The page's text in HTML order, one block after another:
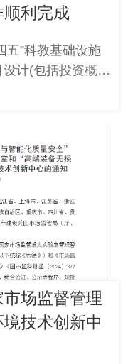
利完成
五”科教基础设施
计(包括投资概
利通过中科院专
场监督管理
技术创新中